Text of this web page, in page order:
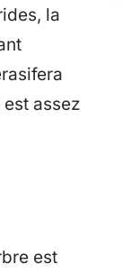
la
assez
est